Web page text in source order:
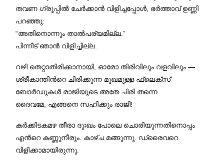
തവണ ഗ്രൂപ്പിൽ ചേർക്കാൻ വിളിച്ചപ്പോൾ, ഭർത്താവ് ഉണ്ണി
പറഞ്ഞു:
“അതിനൊന്നും താൽപര്യമില്ല.”
പിന്നീട് ഞാൻ വിളിച്ചില്ല.
വഴി തെറ്റാതിരിക്കാനായി, ഓരോ തിരിവിലും വളവിലും —
ശ്രീകാന്തിന്‍റെ ചിരിക്കുന്ന മുഖമുള്ള ഫ്ലെക്സ്
ബോർഡുകൾ.രാജിയുടെ അതേ ചിരി തന്നെ.
ദൈവമേ, എങ്ങനെ സഹിക്കും രാജി!
കർക്കിടകമഴ തീരാ ദുഃഖം പോലെ ചൊരിയുന്നതിനൊപ്പം
എന്‍റെ കണ്ണുനീരും. കാഴ്ച മങ്ങുന്നു. ഡ്രൈവറെ
വിളിക്കാമായിരുന്നു.